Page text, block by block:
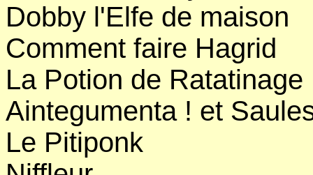
Dobby l'Elfe de maison
Comment faire Hagrid
La Potion de Ratatinage
Aintegumenta ! et
Le Pitiponk